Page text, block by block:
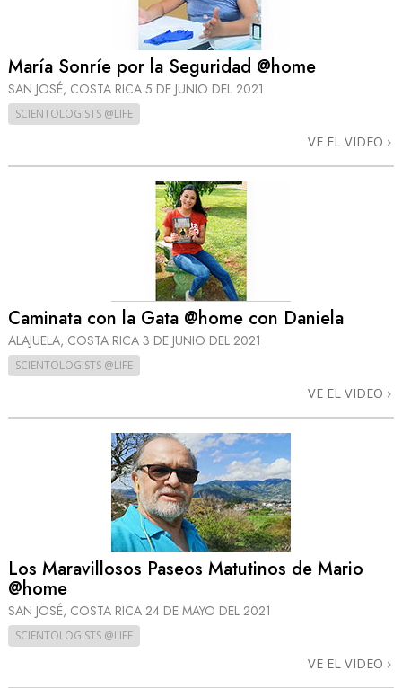
María Sonríe por la Seguridad @home
SAN JOSÉ, COSTA RICA 5 DE JUNIO DEL 2021
SCIENTOLOGISTS @LIFE
VE EL VIDEO
Caminata con la Gata @home con Daniela
ALAJUELA, COSTA RICA 3 DE JUNIO DEL 2021
SCIENTOLOGISTS @LIFE
VE EL VIDEO
Los Maravillosos Paseos Matutinos de Mario
@home
SAN JOSÉ, COSTA RICA 24 DE MAYO DEL 2021
SCIENTOLOGISTS @LIFE
VE EL VIDEO